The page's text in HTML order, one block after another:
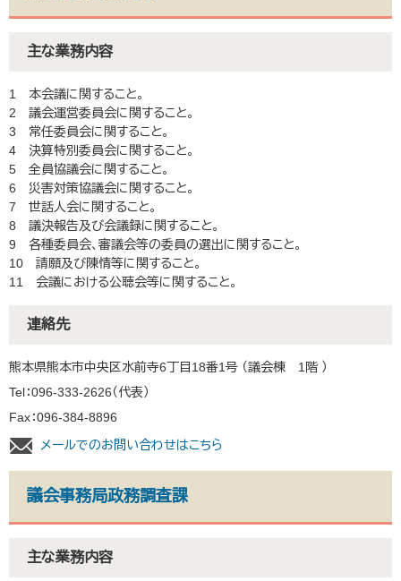
主な業務内容
1 本会議に関すること。
2 議会運営委員会に関すること。
3 常任委員会に関すること。
4 決算特別委員会に関すること。
5 全員協議会に関すること。
6 災害対策協議会に関すること。
7 世話人会に関すること。
8 議決報告及び会議録に関すること。
9 各種委員会、審議会等の委員の選出に関すること。
10 請願及び陳情等に関すること。
11 会議における公聴会等に関すること。
連絡先
熊本県熊本市中央区水前寺6丁目18番1号 （議会棟 1階 ）
Tel：096-333-2626 代表
Fax：096-384-8896
メールでのお問い合わせはこちら
議会事務局政務調査課
主な業務内容